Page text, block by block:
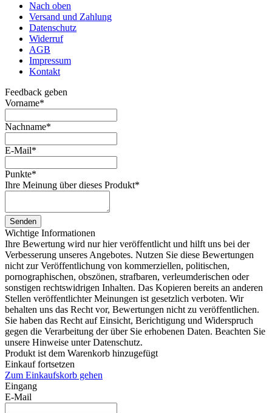
Nach oben
Versand und Zahlung
Datenschutz
Widerruf
AGB
Impressum
Kontakt
Feedback geben
Vorname*
Nachname*
E-Mail*
Punkte*
Ihre Meinung über dieses Produkt*
Senden
Wichtige Informationen
Ihre Bewertung wird nur hier veröffentlicht und hilft uns bei der
Verbesserung unseres Angebotes. Nutzen Sie diese Bewertungen
nicht zur Veröffentlichung von kommerziellen, politischen,
pornographischen, obszönen, strafbaren, verleumderischen oder
sonstigen rechtswidrigen Inhalten. Das Kopieren bereits an anderen
Stellen veröffentlichter Meinungen ist gesetzlich verboten. Wir
behalten uns das Recht vor, Bewertungen nicht zu veröffentlichen.
Sie haben das Recht auf Einsicht, Berichtigung und Widerspruch
gegen die Verarbeitung der über Sie erhobenen Daten. Beachten Sie
unsere Hinweise unter Datenschutz.
Produkt ist dem Warenkorb hinzugefügt
Einkauf fortsetzen
Zum Einkaufskorb gehen
Eingang
E-Mail